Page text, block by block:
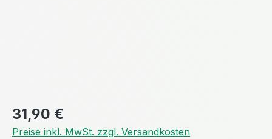
Regulärer Preis:
31,90 €
Preise inkl. MwSt. zzgl. Versandkosten